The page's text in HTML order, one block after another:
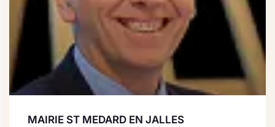
MAIRIE ST MEDARD EN JALLES